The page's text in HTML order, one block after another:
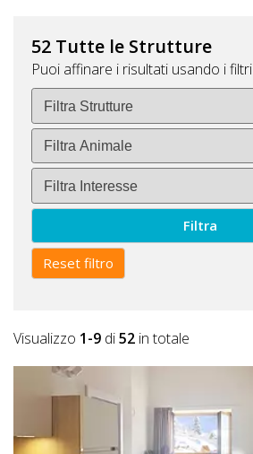
52 Tutte le Strutture
Puoi affinare i risultati usando i filtri
Filtra
Reset filtro
Visualizzo 1-9 di52 in totale